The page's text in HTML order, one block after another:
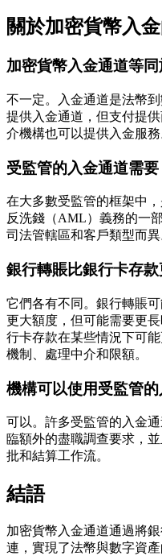
關於加密貨幣入
加密貨幣入金通道等同
不一定。入金通道是法幣
提供入金通道，但支付提
介機構也可以提供入金服務
受監管的入金通道需
在大多數受監管的框架中
反洗錢（AML）義務的一
司法管轄區和客戶類型而異
銀行轉賬比銀行卡存款
它們各有不同。銀行轉賬
更大額度，但可能需要更
行卡存款在某些情況下可
機制、處理中介和限額。
機構可以使用受監管的
可以。許多受監管的入金
臨額外的盡職調查要求，
批和結算工作流。
結語
加密貨幣入金通道通過將
連，實現了法幣與數字資